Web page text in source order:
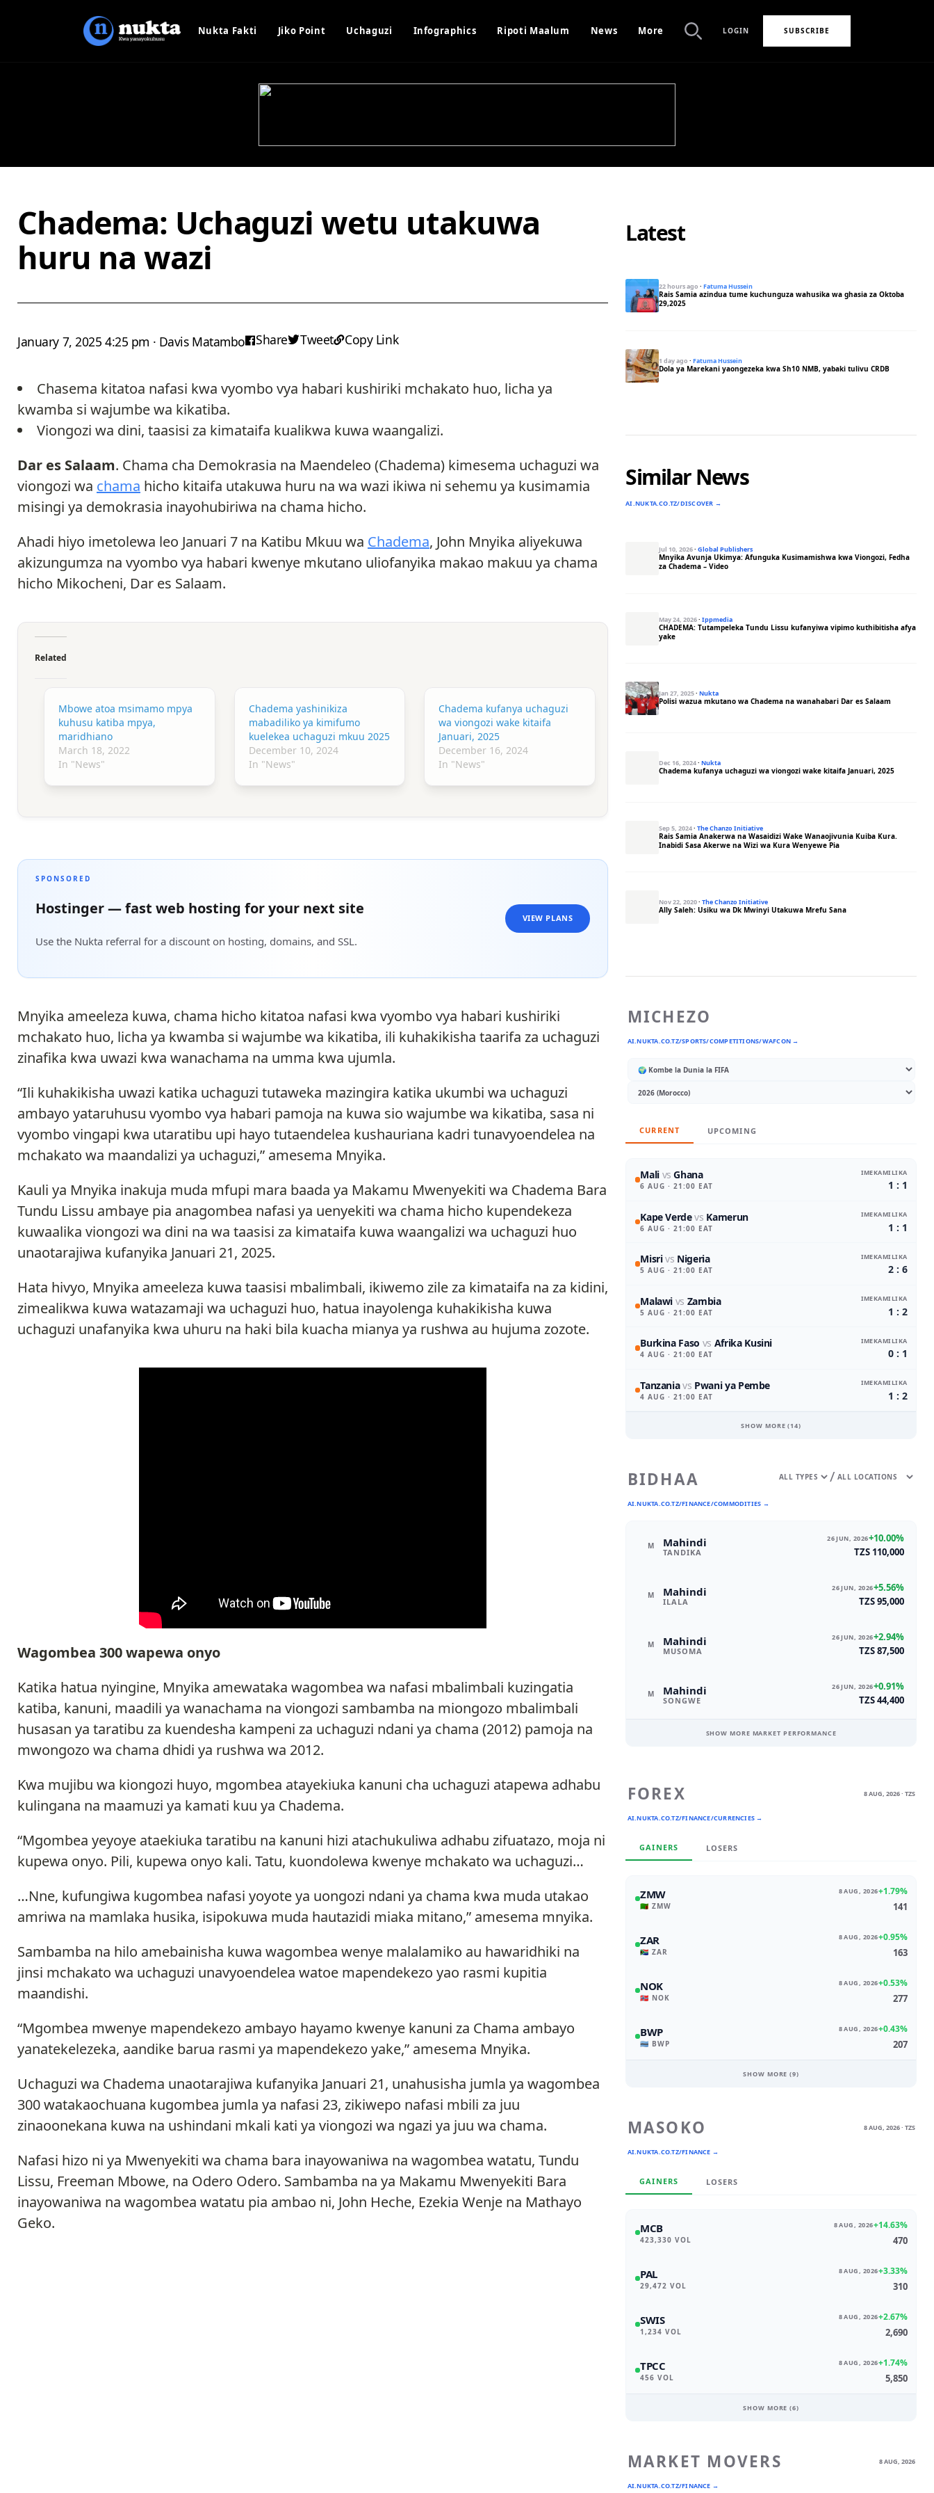
Nukta Fakti Jiko Point Uchaguzi Infographics Ripoti Maalum News More LOGIN SUBSCRIBE
Chadema: Uchaguzi wetu utakuwa
huru na wazi
January 7, 2025 4:25 pm · Davis Matambo Share Tweet Copy Link
Chasema kitatoa nafasi kwa vyombo vya habari kushiriki mchakato huo, licha ya
kwamba si wajumbe wa kikatiba.
Viongozi wa dini, taasisi za kimataifa kualikwa kuwa waangalizi.
Dar es Salaam. Chama cha Demokrasia na Maendeleo (Chadema) kimesema uchaguzi wa
viongozi wa chama hicho kitaifa utakuwa huru na wa wazi ikiwa ni sehemu ya kusimamia
misingi ya demokrasia inayohubiriwa na chama hicho.
Ahadi hiyo imetolewa leo Januari 7 na Katibu Mkuu wa Chadema, John Mnyika aliyekuwa
akizungumza na vyombo vya habari kwenye mkutano uliofanyika makao makuu ya chama
hicho Mikocheni, Dar es Salaam.
Related
Mbowe atoa msimamo mpya
kuhusu katiba mpya,
maridhiano
March 18, 2022
In "News"
Chadema yashinikiza
mabadiliko ya kimifumo
kuelekea uchaguzi mkuu 2025
December 10, 2024
In "News"
Chadema kufanya uchaguzi
wa viongozi wake kitaifa
Januari, 2025
December 16, 2024
In "News"
SPONSORED
Hostinger — fast web hosting for your next site
Use the Nukta referral for a discount on hosting, domains, and SSL.
VIEW PLANS
Mnyika ameeleza kuwa, chama hicho kitatoa nafasi kwa vyombo vya habari kushiriki
mchakato huo, licha ya kwamba si wajumbe wa kikatiba, ili kuhakikisha taarifa za uchaguzi
zinafika kwa uwazi kwa wanachama na umma kwa ujumla.
“Ili kuhakikisha uwazi katika uchaguzi tutaweka mazingira katika ukumbi wa uchaguzi
ambayo yataruhusu vyombo vya habari pamoja na kuwa sio wajumbe wa kikatiba, sasa ni
vyombo vingapi kwa utaratibu upi hayo tutaendelea kushauriana kadri tunavyoendelea na
mchakato wa maandalizi ya uchaguzi,” amesema Mnyika.
Kauli ya Mnyika inakuja muda mfupi mara baada ya Makamu Mwenyekiti wa Chadema Bara
Tundu Lissu ambaye pia anagombea nafasi ya uenyekiti wa chama hicho kupendekeza
kuwaalika viongozi wa dini na wa taasisi za kimataifa kuwa waangalizi wa uchaguzi huo
unaotarajiwa kufanyika Januari 21, 2025.
Hata hivyo, Mnyika ameeleza kuwa taasisi mbalimbali, ikiwemo zile za kimataifa na za kidini,
zimealikwa kuwa watazamaji wa uchaguzi huo, hatua inayolenga kuhakikisha kuwa
uchaguzi unafanyika kwa uhuru na haki bila kuacha mianya ya rushwa au hujuma zozote.
Wagombea 300 wapewa onyo
Katika hatua nyingine, Mnyika amewataka wagombea wa nafasi mbalimbali kuzingatia
katiba, kanuni, maadili ya wanachama na viongozi sambamba na miongozo mbalimbali
husasan ya taratibu za kuendesha kampeni za uchaguzi ndani ya chama (2012) pamoja na
mwongozo wa chama dhidi ya rushwa wa 2012.
Kwa mujibu wa kiongozi huyo, mgombea atayekiuka kanuni cha uchaguzi atapewa adhabu
kulingana na maamuzi ya kamati kuu ya Chadema.
“Mgombea yeyoye ataekiuka taratibu na kanuni hizi atachukuliwa adhabu zifuatazo, moja ni
kupewa onyo. Pili, kupewa onyo kali. Tatu, kuondolewa kwenye mchakato wa uchaguzi…
…Nne, kufungiwa kugombea nafasi yoyote ya uongozi ndani ya chama kwa muda utakao
amriwa na mamlaka husika, isipokuwa muda hautazidi miaka mitano,” amesema mnyika.
Sambamba na hilo amebainisha kuwa wagombea wenye malalamiko au hawaridhiki na
jinsi mchakato wa uchaguzi unavyoendelea watoe mapendekezo yao rasmi kupitia
maandishi.
“Mgombea mwenye mapendekezo ambayo hayamo kwenye kanuni za Chama ambayo
yanatekelezeka, aandike barua rasmi ya mapendekezo yake,” amesema Mnyika.
Uchaguzi wa Chadema unaotarajiwa kufanyika Januari 21, unahusisha jumla ya wagombea
300 watakaochuana kugombea jumla ya nafasi 23, zikiwepo nafasi mbili za juu
zinaoonekana kuwa na ushindani mkali kati ya viongozi wa ngazi ya juu wa chama.
Nafasi hizo ni ya Mwenyekiti wa chama bara inayowaniwa na wagombea watatu, Tundu
Lissu, Freeman Mbowe, na Odero Odero. Sambamba na ya Makamu Mwenyekiti Bara
inayowaniwa na wagombea watatu pia ambao ni, John Heche, Ezekia Wenje na Mathayo
Geko.
Latest
22 hours ago ·Fatuma Hussein
Rais Samia azindua tume kuchunguza wahusika wa ghasia za Oktoba
29,2025
1 day ago ·Fatuma Hussein
Dola ya Marekani yaongezeka kwa Sh10 NMB, yabaki tulivu CRDB
Similar News
AI.NUKTA.CO.TZ/DISCOVER →
Jul 10, 2026·Global Publishers
Mnyika Avunja Ukimya: Afunguka Kusimamishwa kwa Viongozi, Fedha
za Chadema – Video
May 24, 2026·Ippmedia
CHADEMA: Tutampeleka Tundu Lissu kufanyiwa vipimo kuthibitisha afya
yake
Jan 27, 2025·Nukta
Polisi wazua mkutano wa Chadema na wanahabari Dar es Salaam
Dec 16, 2024·Nukta
Chadema kufanya uchaguzi wa viongozi wake kitaifa Januari, 2025
Sep 5, 2024·The Chanzo Initiative
Rais Samia Anakerwa na Wasaidizi Wake Wanaojivunia Kuiba Kura.
Inabidi Sasa Akerwe na Wizi wa Kura Wenyewe Pia
Nov 22, 2020·The Chanzo Initiative
Ally Saleh: Usiku wa Dk Mwinyi Utakuwa Mrefu Sana
MICHEZO
AI.NUKTA.CO.TZ/SPORTS/COMPETITIONS/WAFCON →
CURRENT UPCOMING
Mali vsGhana
6 AUG · 21:00 EAT
IMEKAMILIKA
1 : 1
Kape Verdevs Kamerun
6 AUG · 21:00 EAT
IMEKAMILIKA
1 : 1
Misrivs Nigeria
5 AUG · 21:00 EAT
IMEKAMILIKA
2 : 6
Malawi vs Zambia
5 AUG · 21:00 EAT
IMEKAMILIKA
1 : 2
Burkina Faso vs Afrika Kusini
4 AUG · 21:00 EAT
IMEKAMILIKA
0 : 1
Tanzaniavs Pwani ya Pembe
4 AUG · 21:00 EAT
IMEKAMILIKA
1 : 2
SHOW MORE (14)
BIDHAA
AI.NUKTA.CO.TZ/FINANCE/COMMODITIES →
/
M Mahindi
TANDIKA
26 JUN, 2026+10.00%
TZS 110,000
M Mahindi
ILALA
26 JUN, 2026+5.56%
TZS 95,000
M Mahindi
MUSOMA
26 JUN, 2026+2.94%
TZS 87,500
M Mahindi
SONGWE
26 JUN, 2026+0.91%
TZS 44,400
SHOW MORE MARKET PERFORMANCE
FOREX
AI.NUKTA.CO.TZ/FINANCE/CURRENCIES →
8 AUG, 2026 · TZS
GAINERS LOSERS
ZMW
🇿🇲 ZMW
8 AUG, 2026+1.79%
141
ZAR
🇿🇦 ZAR
8 AUG, 2026+0.95%
163
NOK
🇳🇴 NOK
8 AUG, 2026+0.53%
277
BWP
🇧🇼 BWP
8 AUG, 2026+0.43%
207
SHOW MORE (9)
MASOKO
AI.NUKTA.CO.TZ/FINANCE →
8 AUG, 2026 · TZS
GAINERS LOSERS
MCB
423,330 VOL
8 AUG, 2026+14.63%
470
PAL
29,472 VOL
8 AUG, 2026+3.33%
310
SWIS
1,234 VOL
8 AUG, 2026+2.67%
2,690
TPCC
456 VOL
8 AUG, 2026+1.74%
5,850
SHOW MORE (6)
MARKET MOVERS
AI.NUKTA.CO.TZ/FINANCE →
8 AUG, 2026